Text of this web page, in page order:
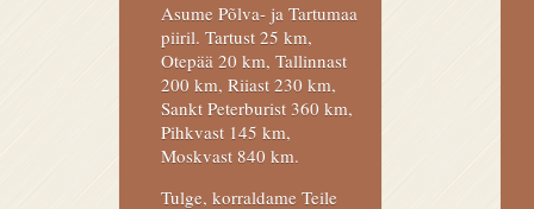
Asume Põlva- ja Tartumaa
piiril. Tartust 25 km,
Otepää 20 km, Tallinnast
200 km, Riiast 230 km,
Sankt Peterburist 360 km,
Pihkvast 145 km,
Moskvast 840 km.
Tulge, korraldame Teile